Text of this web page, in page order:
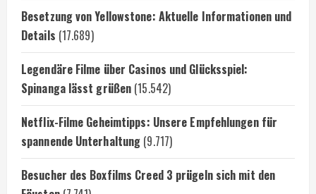
Besetzung von Yellowstone: Aktuelle Informationen und
Details (17.689)
Legendäre Filme über Casinos und Glücksspiel:
Spinanga lässt grüßen (15.542)
Netflix-Filme Geheimtipps: Unsere Empfehlungen für
spannende Unterhaltung (9.717)
Besucher des Boxfilms Creed 3 prügeln sich mit den